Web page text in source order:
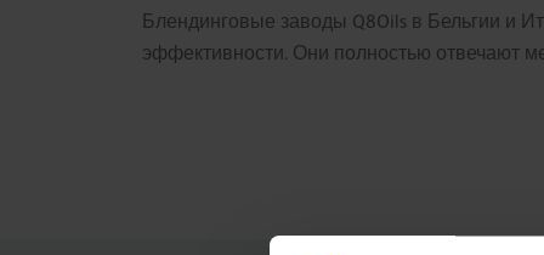
Блендинговые заводы Q8Oils в Бельгии и
эффективности. Они полностью отвечают